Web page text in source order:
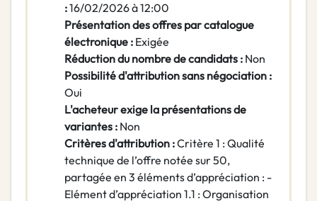
:16/02/2026 à 12:00
Présentation des offres par catalogue
électronique : Exigée
Réduction du nombre de candidats : Non
Possibilité d'attribution sans négociation :
Oui
L'acheteur exige la présentations de
variantes : Non
Critères d'attribution :Critère 1 : Qualité
technique de l’offre notée sur 50,
partagée en 3 éléments d’appréciation : -
Elément d’appréciation 1.1 : Organisation